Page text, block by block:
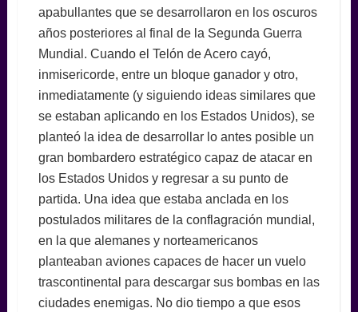
apabullantes que se desarrollaron en los oscuros
años posteriores al final de la Segunda Guerra
Mundial. Cuando el Telón de Acero cayó,
inmisericorde, entre un bloque ganador y otro,
inmediatamente (y siguiendo ideas similares que
se estaban aplicando en los Estados Unidos), se
planteó la idea de desarrollar lo antes posible un
gran bombardero estratégico capaz de atacar en
los Estados Unidos y regresar a su punto de
partida. Una idea que estaba anclada en los
postulados militares de la conflagración mundial,
en la que alemanes y norteamericanos
planteaban aviones capaces de hacer un vuelo
trascontinental para descargar sus bombas en las
ciudades enemigas. No dio tiempo a que esos